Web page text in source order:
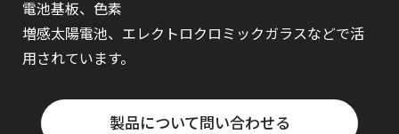
電池基板、色素
増感太陽電池、エレクトロクロミックガラスなどで活
用されています。
製品について問い合わせる